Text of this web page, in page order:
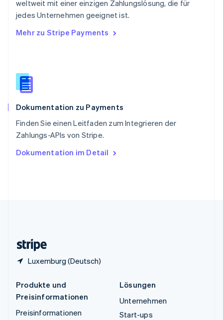
weltweit mit einer einzigen Zahlungslösung, die für
jedes Unternehmen geeignet ist.
Mehr zu Stripe Payments
Dokumentation zu Payments
Finden Sie einen Leitfaden zum Integrieren der
Zahlungs-APIs von Stripe.
Dokumentation im Detail
Luxemburg (Deutsch)
English简体中文
Slowakei
Slowenien
English
Spanien
Thailand
Tschechische Republik
English
English
Produkte und
Preisinformationen
Preisinformationen
Lösungen
Unternehmen
Start-ups